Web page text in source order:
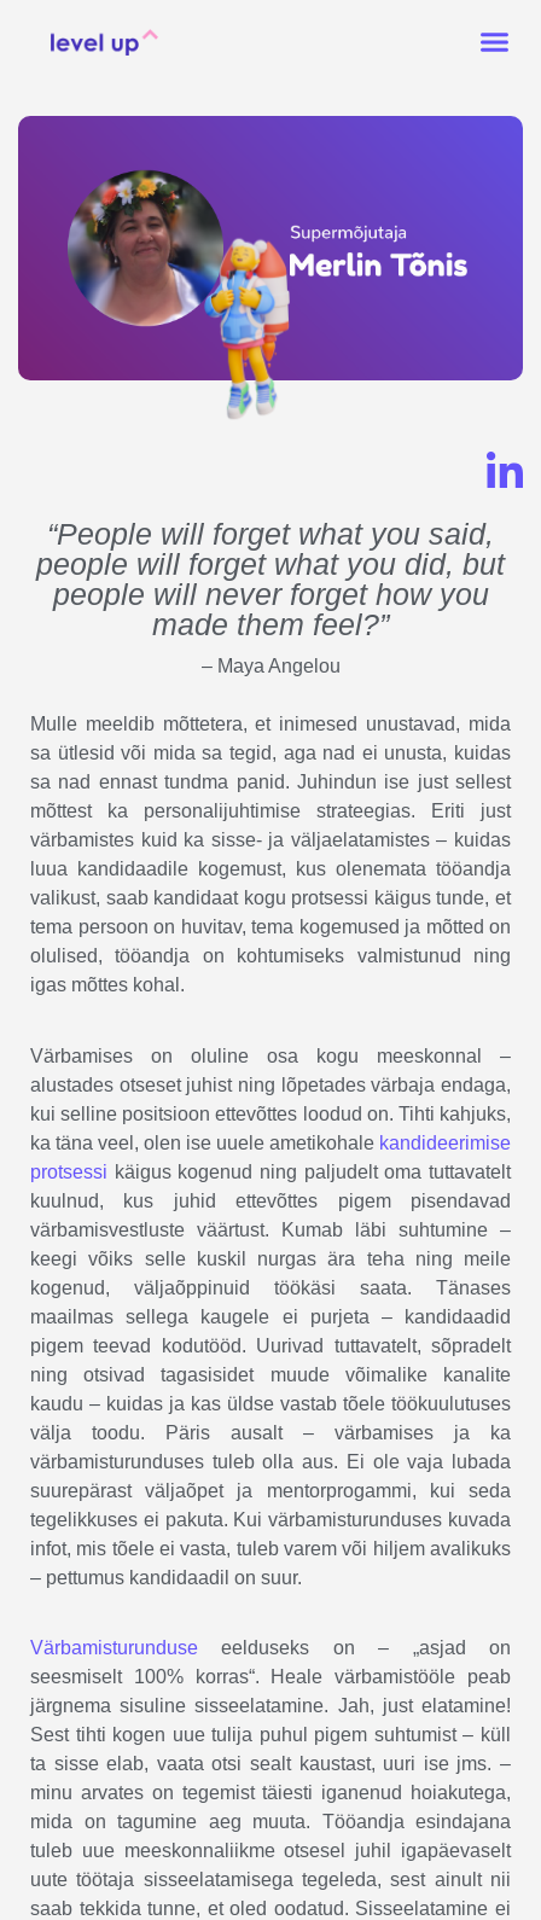
“People will forget what you said,
people will forget what you did, but
people will never forget how you
made them feel?”
– Maya Angelou
Mulle meeldib mõttetera, et inimesed unustavad, mida
sa ütlesid või mida sa tegid, aga nad ei unusta, kuidas
sa nad ennast tundma panid. Juhindun ise just sellest
mõttest ka personalijuhtimise strateegias. Eriti just
värbamistes kuid ka sisse- ja väljaelatamistes – kuidas
luua kandidaadile kogemust, kus olenemata tööandja
valikust, saab kandidaat kogu protsessi käigus tunde, et
tema persoon on huvitav, tema kogemused ja mõtted on
olulised, tööandja on kohtumiseks valmistunud ning
igas mõttes kohal.
Värbamises on oluline osa kogu meeskonnal –
alustades otseset juhist ning lõpetades värbaja endaga,
kui selline positsioon ettevõttes loodud on. Tihti kahjuks,
ka täna veel, olen ise uuele ametikohale kandideerimise
protsessi käigus kogenud ning paljudelt oma tuttavatelt
kuulnud, kus juhid ettevõttes pigem pisendavad
värbamisvestluste väärtust. Kumab läbi suhtumine –
keegi võiks selle kuskil nurgas ära teha ning meile
kogenud, väljaõppinuid töökäsi saata. Tänases
maailmas sellega kaugele ei purjeta – kandidaadid
pigem teevad kodutööd. Uurivad tuttavatelt, sõpradelt
ning otsivad tagasisidet muude võimalike kanalite
kaudu – kuidas ja kas üldse vastab tõele töökuulutuses
välja toodu. Päris ausalt – värbamises ja ka
värbamisturunduses tuleb olla aus. Ei ole vaja lubada
suurepärast väljaõpet ja mentorprogammi, kui seda
tegelikkuses ei pakuta. Kui värbamisturunduses kuvada
infot, mis tõele ei vasta, tuleb varem või hiljem avalikuks
– pettumus kandidaadil on suur.
Värbamisturunduse eelduseks on – „asjad on
seesmiselt 100% korras“. Heale värbamistööle peab
järgnema sisuline sisseelatamine. Jah, just elatamine!
Sest tihti kogen uue tulija puhul pigem suhtumist – küll
ta sisse elab, vaata otsi sealt kaustast, uuri ise jms. –
minu arvates on tegemist täiesti iganenud hoiakutega,
mida on tagumine aeg muuta. Tööandja esindajana
tuleb uue meeskonnaliikme otsesel juhil igapäevaselt
uute töötaja sisseelatamisega tegeleda, sest ainult nii
saab tekkida tunne, et oled oodatud. Sisseelatamine ei